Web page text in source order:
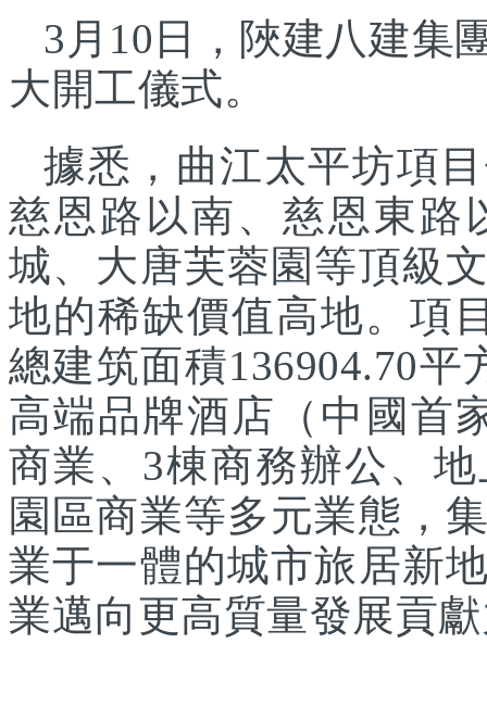
3月10日，陜建八建集
大開工儀式。
據悉，曲江太平坊項
慈恩路以南、慈恩東路
城、大唐芙蓉園等頂級
地的稀缺價值高地。項
總建筑面積136904.70
高端品牌酒店（中國首
商業、3棟商務辦公、
園區商業等多元業態，
業于一體的城市旅居新
業邁向更高質量發展貢